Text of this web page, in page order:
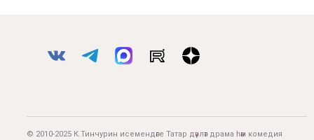
© 2010-2025 К.Тинчурин исемендәге Татар дәүләт драма һәм комедия